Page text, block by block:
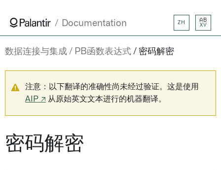
Documentation ZH
AB
XY
数据连接与集成 PB函数表达式 密码解密
注意：以下翻译的准确性尚未经过验证。这是使用
AIP ↗ 从原始英文文本进行的机器翻译。
密码解密